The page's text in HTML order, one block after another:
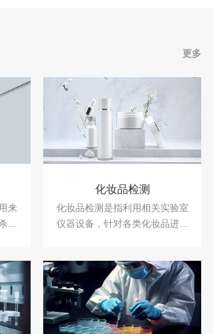
更多
来
灭
、
化妆品检测
化妆品检测是指利用相关实验室
仪器设备，针对各类化妆品进行
量和使用安全，保障消费者健
康。中科检测开展化妆品检测服
务，具备CMA、CNAS资质认
证。